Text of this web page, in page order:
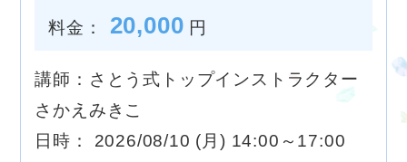
料金： 20,000 円
講師：さとう式トップインストラクター
さかえみきこ
日時： 2026/08/10 (月) 14:00～17:00